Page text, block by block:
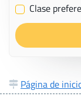
✔ Clase
Página de